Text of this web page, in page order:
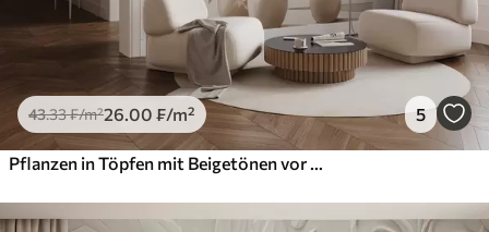
43.33₣/m²26 .00 ₣/m² 5